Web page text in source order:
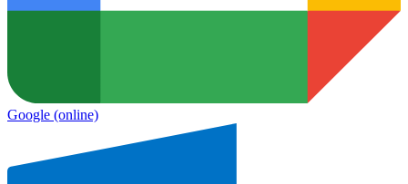
Google (online)